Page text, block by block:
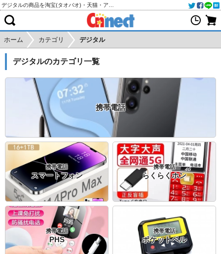
ホーム カテゴリ デジタル
デジタルのカテゴリ一覧
携帯電話
携帯電話
スマートフォン
携帯電話
らくらくホン
携帯電話
PHS
携帯電話
ポケットベル